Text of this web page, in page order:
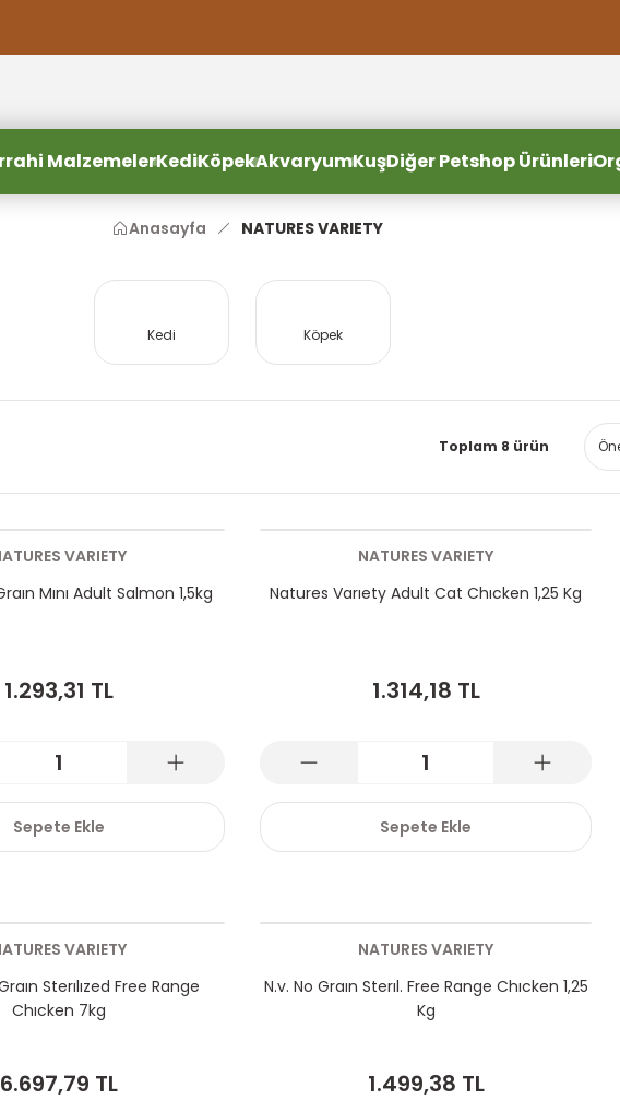
2000 TL ve Üzeri Alışverişlerde Ücretsiz Kargo #3
MalzemelerKediKöpekAkvaryumKuşDiğer Petshop Ürünleri
Anasayfa NATURES VARIETY
Kedi Köpek
Toplam 8 ürün
VARIETY
Mını Adult Salmon 1,5kg
1.293,31 TL
Sepete Ekle
NATURES VARIETY
Natures Varıety Adult Cat Chıcken 1,25 Kg
1.314,18 TL
Sepete Ekle
VARIETY
Sterılızed Free Range
Chıcken 7kg
6.697,79 TL
NATURES VARIETY
N.v. No Graın Sterıl. Free Range Chıcken 1,25
Kg
1.499,38 TL